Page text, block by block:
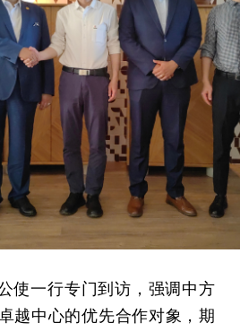
使一行专门到访，强调中方
越中心的优先合作对象，期